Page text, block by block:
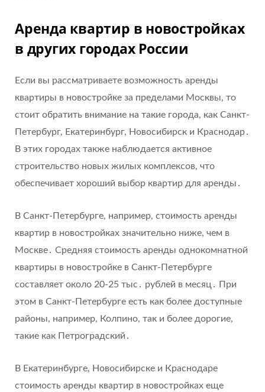
Аренда квартир в новостройках
в других городах России
Если вы рассматриваете возможность аренды
квартиры в новостройке за пределами Москвы, то
стоит обратить внимание на такие города, как Санкт-
Петербург, Екатеринбург, Новосибирск и Краснодар․
В этих городах также наблюдается активное
строительство новых жилых комплексов, что
обеспечивает хороший выбор квартир для аренды․
В Санкт-Петербурге, например, стоимость аренды
квартир в новостройках значительно ниже, чем в
Москве․ Средняя стоимость аренды однокомнатной
квартиры в новостройке в Санкт-Петербурге
составляет около 20-25 тыс․ рублей в месяц․ При
этом в Санкт-Петербурге есть как более доступные
районы, например, Колпино, так и более дорогие,
такие как Петроградский․
В Екатеринбурге, Новосибирске и Краснодаре
стоимость аренды квартир в новостройках еще